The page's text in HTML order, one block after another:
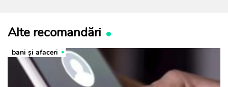
Alte recomandări
bani și afaceri